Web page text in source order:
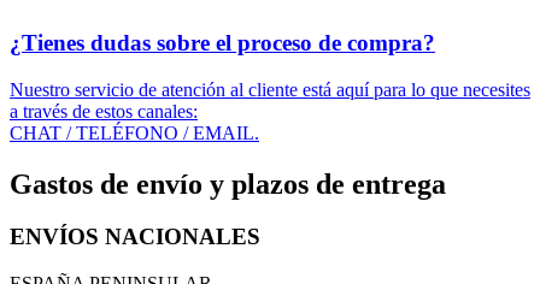
¿Tienes dudas sobre el proceso de compra?
Nuestro servicio de atención al cliente está aquí para lo que necesites
a través de estos canales:
CHAT / TELÉFONO / EMAIL.
Gastos de envío y plazos de entrega
ENVÍOS NACIONALES